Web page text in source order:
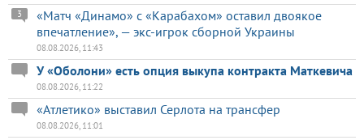
«Матч «Динамо» с «Карабахом» оставил двоякое
впечатление», — экс-игрок сборной Украины
3
08.08.2026, 11:43
У «Оболони» есть опция выкупа контракта Маткевича
08.08.2026, 11:22
«Атлетико» выставил Серлота на трансфер
08.08.2026, 11:01